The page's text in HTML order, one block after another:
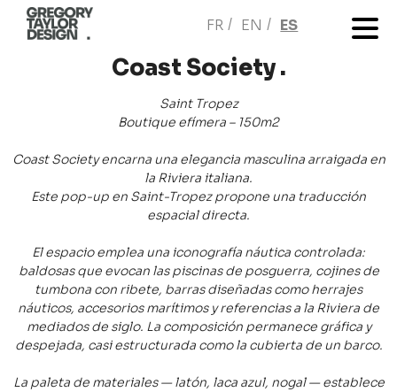
FR EN ES
Coast Society .
Saint Tropez
Boutique efímera – 150m2
Coast Society encarna una elegancia masculina arraigada en
la Riviera italiana.
Este pop-up en Saint-Tropez propone una traducción
espacial directa.
El espacio emplea una iconografía náutica controlada:
baldosas que evocan las piscinas de posguerra, cojines de
tumbona con ribete, barras diseñadas como herrajes
náuticos, accesorios marítimos y referencias a la Riviera de
mediados de siglo. La composición permanece gráfica y
despejada, casi estructurada como la cubierta de un barco.
La paleta de materiales — latón, laca azul, nogal — establece